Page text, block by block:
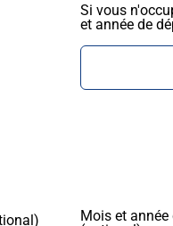
Si vous
et année de
Mois et année